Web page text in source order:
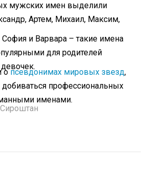
мужских имен выделили
Артем, Михаил, Максим,
и Варвара – такие имена
для родителей
опсевдонимах мировых звезд,
профессиональных
именами.